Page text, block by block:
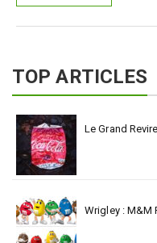
TOP ARTICLES
Le Grand
Wrigley : M&M